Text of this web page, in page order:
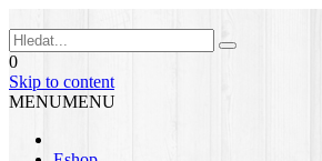
0
Skip to content
MENUMENU